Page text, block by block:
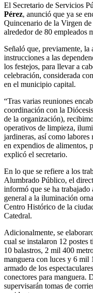
El Secretario de Servicios
Pérez, anunció que ya se
Quincenario de la Virgen
alrededor de 80 empleados
Señaló que, previamente, la
instrucciones a las
los festejos, para llevar a
celebración, considerada
en el municipio capital.
“Tras varias reuniones
coordinación con la
de la organización),
operativos de limpieza,
jardineras, así como
en expendios de alimentos,
explicó el secretario.
En lo que se refiere a los
Alumbrado Público, el
informó que se ha
general a la iluminación
Centro Histórico de la
Catedral.
Adicionalmente, se
cual se instalaron 12 postes
10 balastros, 2 mil 400
manguera con luces y 6 mil
armado de los
conectores para manguera.
supervisarán tomas de